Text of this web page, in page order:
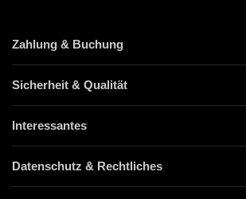
Zahlung & Buchung
Sicherheit & Qualität
Interessantes
Datenschutz & Rechtliches